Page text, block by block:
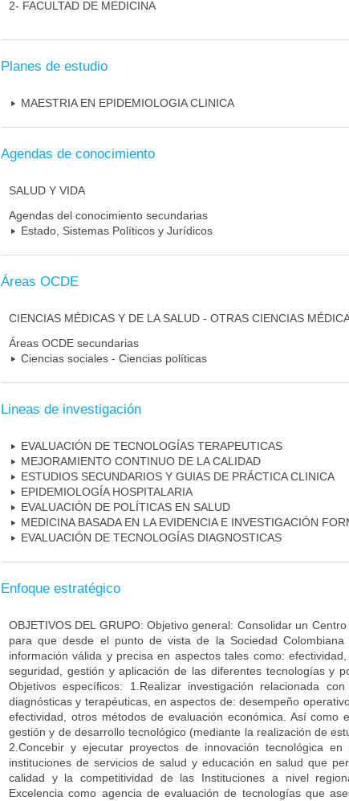
2- FACULTAD DE MEDICINA
Planes de estudio
MAESTRIA EN EPIDEMIOLOGIA CLINICA
Agendas de conocimiento
SALUD Y VIDA
Agendas del conocimiento secundarias
Estado, Sistemas Políticos y Jurídicos
Áreas OCDE
CIENCIAS MÉDICAS Y DE LA SALUD - OTRAS CIENCIAS
Áreas OCDE secundarias
Ciencias sociales - Ciencias políticas
Lineas de investigación
EVALUACIÓN DE TECNOLOGÍAS TERAPEUTICAS
MEJORAMIENTO CONTINUO DE LA CALIDAD
ESTUDIOS SECUNDARIOS Y GUIAS DE PRÁCTICA CLINICA
EPIDEMIOLOGÍA HOSPITALARIA
EVALUACIÓN DE POLÍTICAS EN SALUD
MEDICINA BASADA EN LA EVIDENCIA E INVESTIGACIÓN
EVALUACIÓN DE TECNOLOGÍAS DIAGNOSTICAS
Enfoque estratégico
OBJETIVOS DEL GRUPO: Objetivo general: Consolidar un
para que desde el punto de vista de la Sociedad
información válida y precisa en aspectos tales como:
seguridad, gestión y aplicación de las diferentes tecnologías y
Objetivos específicos: 1.Realizar investigación relacionada
diagnósticas y terapéuticas, en aspectos de: desempeño
efectividad, otros métodos de evaluación económica. Así como
gestión y de desarrollo tecnológico (mediante la realización de
2.Concebir y ejecutar proyectos de innovación tecnológica en
instituciones de servicios de salud y educación en salud que
calidad y la competitividad de las Instituciones a nivel
Excelencia como agencia de evaluación de tecnologías que